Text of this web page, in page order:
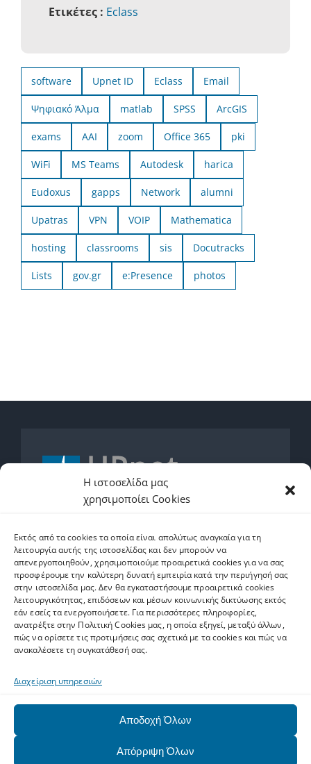
Η ιστοσελίδα μας
χρησιμοποίει Cookies
Εκτός από τα cookies τα οποία είναι απολύτως αναγκαία για τη
λειτουργία αυτής της ιστοσελίδας και δεν μπορούν να
απενεργοποιηθούν, χρησιμοποιούμε προαιρετικά cookies για να σας
προσφέρουμε την καλύτερη δυνατή εμπειρία κατά την περιήγησή σας
στην ιστοσελίδα μας. Δεν θα εγκαταστήσουμε προαιρετικά cookies
λειτουργικότητας, επιδόσεων και μέσων κοινωνικής δικτύωσης εκτός
εάν εσείς τα ενεργοποιήσετε. Για περισσότερες πληροφορίες,
ανατρέξτε στην Πολιτική Cookies μας, η οποία εξηγεί, μεταξύ άλλων,
πώς να ορίσετε τις προτιμήσεις σας σχετικά με τα cookies και πώς να
ανακαλέσετε τη συγκατάθεσή σας.
Διαχείριση υπηρεσιών
Αποδοχή Όλων
Απόρριψη Όλων
Ετικέτες : Eclass
software Upnet ID Eclass Email
Ψηφιακό Άλμα matlab SPSS ArcGIS
exams AAI zoom Office 365 pki
WiFi MS Teams Autodesk harica
Eudoxus gapps Network alumni
Upatras VPN VOIP Mathematica
hosting classrooms sis Docutracks
Lists gov.gr e:Presence photos
helpdesk.upnet.gr
Ετικέτες
MS Teams Autodesk harica
alumni Upatras VPN